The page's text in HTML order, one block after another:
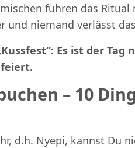
führen das
und niemand verlässt
Es ist der
– 10
d.h. Nyepi, kannst Du